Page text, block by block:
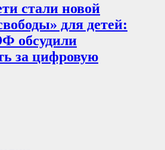
стали новой
для детей:
обсудили
за цифровую